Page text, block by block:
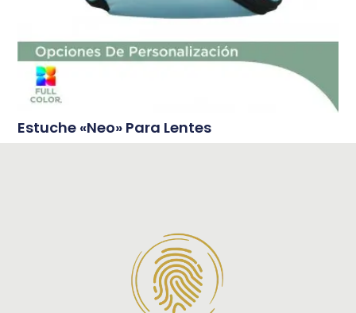
Estuche «Neo» Para Lentes